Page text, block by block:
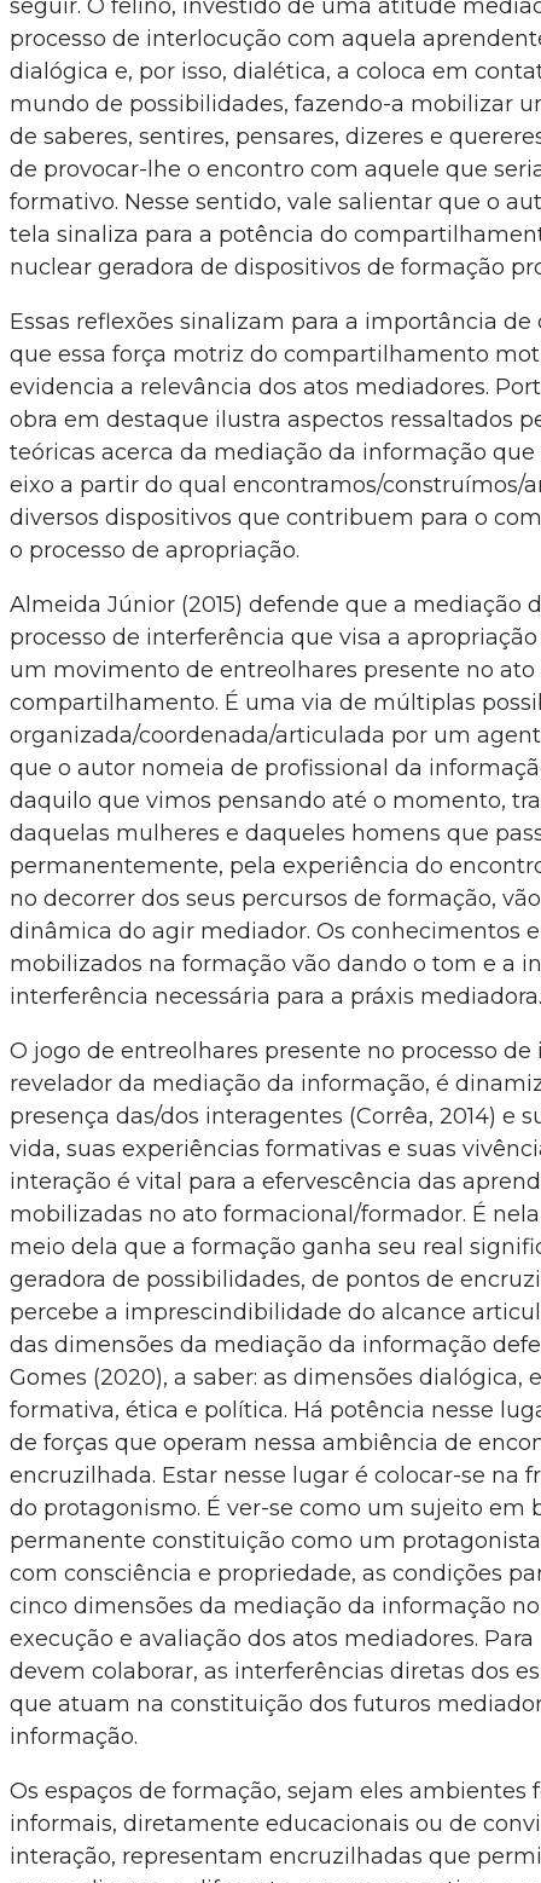
seguir. O felino, investido de uma atitude
processo de interlocução com aquela
dialógica e, por isso, dialética, a coloca em
mundo de possibilidades, fazendo-a mobilizar
de saberes, sentires, pensares, dizeres e
de provocar-lhe o encontro com aquele que
formativo. Nesse sentido, vale salientar que o
tela sinaliza para a potência do
nuclear geradora de dispositivos de formação
Essas reflexões sinalizam para a importância
que essa força motriz do compartilhamento
evidencia a relevância dos atos mediadores.
obra em destaque ilustra aspectos ressaltados
teóricas acerca da mediação da informação
eixo a partir do qual encontramos/construímos/
diversos dispositivos que contribuem para o
o processo de apropriação.
Almeida Júnior (2015) defende que a mediação
processo de interferência que visa a
um movimento de entreolhares presente no ato
compartilhamento. É uma via de múltiplas
organizada/coordenada/articulada por um
que o autor nomeia de profissional da
daquilo que vimos pensando até o momento,
daquelas mulheres e daqueles homens que
permanentemente, pela experiência do
no decorrer dos seus percursos de formação,
dinâmica do agir mediador. Os conhecimentos
mobilizados na formação vão dando o tom e a
interferência necessária para a práxis mediadora.
O jogo de entreolhares presente no processo
revelador da mediação da informação, é
presença das/dos interagentes (Corrêa, 2014) e
vida, suas experiências formativas e suas
interação é vital para a efervescência das
mobilizadas no ato formacional/formador. É
meio dela que a formação ganha seu real
geradora de possibilidades, de pontos de
percebe a imprescindibilidade do alcance
das dimensões da mediação da informação
Gomes (2020), a saber: as dimensões dialógica,
formativa, ética e política. Há potência nesse
de forças que operam nessa ambiência de
encruzilhada. Estar nesse lugar é colocar-se na
do protagonismo. É ver-se como um sujeito em
permanente constituição como um
com consciência e propriedade, as condições
cinco dimensões da mediação da informação
execução e avaliação dos atos mediadores.
devem colaborar, as interferências diretas dos
que atuam na constituição dos futuros
informação.
Os espaços de formação, sejam eles ambientes
informais, diretamente educacionais ou de
interação, representam encruzilhadas que